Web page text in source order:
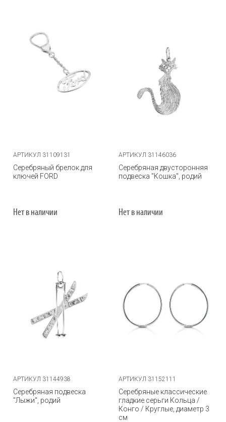
АРТИКУЛ 31109131
Серебряный брелок для
ключей FORD
Нет в наличии
АРТИКУЛ 31146036
Серебряная двусторонняя
подвеска "Кошка", родий
Нет в наличии
АРТИКУЛ 31144938
Серебряная подвеска
"Лыжи", родий
АРТИКУЛ 31152111
Серебряные классические
гладкие серьги Кольца /
Конго / Круглые, диаметр 3
см